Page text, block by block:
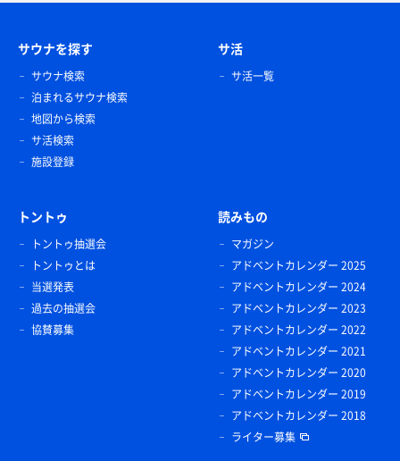
サウナを探す
サウナ検索
泊まれるサウナ検索
地図から検索
サ活検索
施設登録
サ活
サ活一覧
トントゥ
トントゥ抽選会
トントゥとは
当選発表
過去の抽選会
協賛募集
読みもの
マガジン
アドベントカレンダー 2025
アドベントカレンダー 2024
アドベントカレンダー 2023
アドベントカレンダー 2022
アドベントカレンダー 2021
アドベントカレンダー 2020
アドベントカレンダー 2019
アドベントカレンダー 2018
ライター募集